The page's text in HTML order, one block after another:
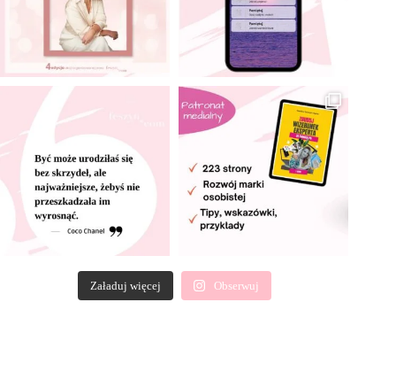
Załaduj więcej Obserwuj